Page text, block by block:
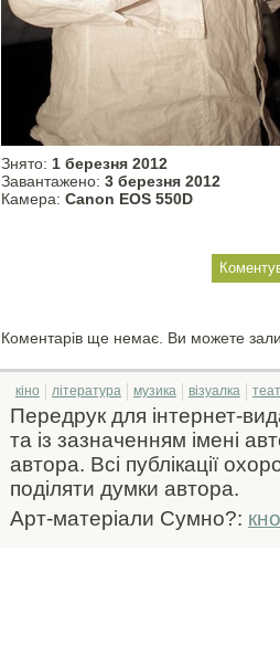
Знято: 1 березня 2012
Завантажено: 3 березня 2012
Камера: Canon EOS 550D
Коментарів ще немає. Ви можете
кіно література музика візуалка
Передрук для інтернет-
та із зазначенням імені
автора. Всі публікації
поділяти думки автора.
Арт-матеріали Сумно?: